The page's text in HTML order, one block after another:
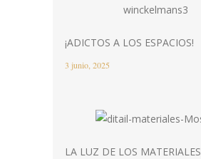
¡ADICTOS A LOS ESPACIOS!
3 junio, 2025
LA LUZ DE LOS MATERIALES